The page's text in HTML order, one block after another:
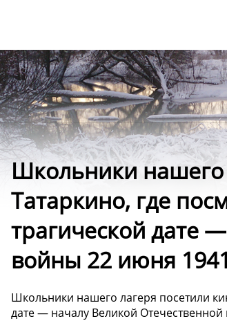
Школьники нашего
Татаркино, где
трагической дате
войны 22 июня
Школьники нашего лагеря посетили
дате — началу Великой